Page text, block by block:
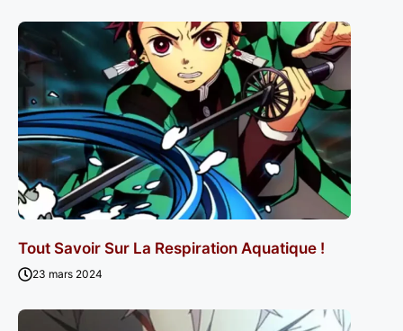
Tout Savoir Sur La Respiration Aquatique !
23 mars 2024